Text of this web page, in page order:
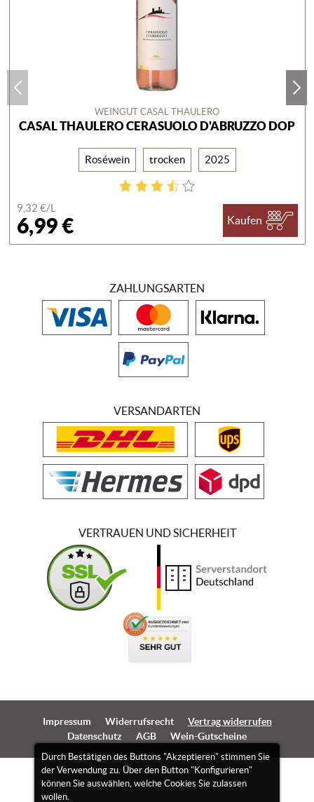
WEINGUT CASAL THAULERO
CASAL THAULERO CERASUOLO D'ABRUZZO DOP
Roséwein trocken 2025
9,32 €/L
6,99 € Kaufen
Durch Bestätigen des Buttons "Akzeptieren" stimmen Sie
der Verwendung zu. Über den Button "Konfigurieren"
können Sie auswählen, welche Cookies Sie zulassen
wollen.
ZAHLUNGSARTEN
VERSANDARTEN
VERTRAUEN UND SICHERHEIT
Impressum Widerrufsrecht
Vertrag widerrufen
Datenschutz
AGB Wein-Gutscheine